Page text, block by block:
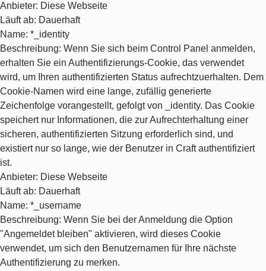
Anbieter: Diese Webseite
Läuft ab: Dauerhaft
Name: *_identity
Beschreibung: Wenn Sie sich beim Control Panel anmelden,
erhalten Sie ein Authentifizierungs-Cookie, das verwendet
wird, um Ihren authentifizierten Status aufrechtzuerhalten. Dem
Cookie-Namen wird eine lange, zufällig generierte
Zeichenfolge vorangestellt, gefolgt von _identity. Das Cookie
speichert nur Informationen, die zur Aufrechterhaltung einer
sicheren, authentifizierten Sitzung erforderlich sind, und
existiert nur so lange, wie der Benutzer in Craft authentifiziert
ist.
Anbieter: Diese Webseite
Läuft ab: Dauerhaft
Name: *_username
Beschreibung: Wenn Sie bei der Anmeldung die Option
"Angemeldet bleiben" aktivieren, wird dieses Cookie
verwendet, um sich den Benutzernamen für Ihre nächste
Authentifizierung zu merken.